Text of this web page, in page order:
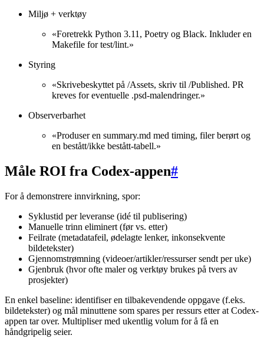
Miljø + verktøy
«Foretrekk Python 3.11, Poetry og Black. Inkluder en
Makefile for test/lint.»
Styring
«Skrivebeskyttet på /Assets, skriv til /Published. PR
kreves for eventuelle .psd-malendringer.»
Observerbarhet
«Produser en summary.md med timing, filer berørt og
en bestått/ikke bestått-tabell.»
Måle ROI fra Codex-appen#
For å demonstrere innvirkning, spor:
Syklustid per leveranse (idé til publisering)
Manuelle trinn eliminert (før vs. etter)
Feilrate (metadatafeil, ødelagte lenker, inkonsekvente
bildetekster)
Gjennomstrømning (videoer/artikler/ressurser sendt per uke)
Gjenbruk (hvor ofte maler og verktøy brukes på tvers av
prosjekter)
En enkel baseline: identifiser en tilbakevendende oppgave (f.eks.
bildetekster) og mål minuttene som spares per ressurs etter at Codex-
appen tar over. Multipliser med ukentlig volum for å få en
håndgripelig seier.